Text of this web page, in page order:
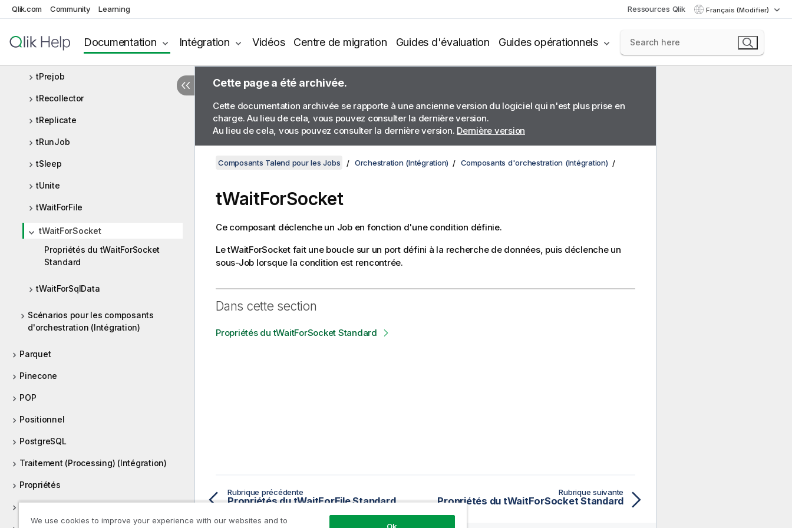
Qlik.com Community Learning Ressources Qlik Français (Modifier)
Documentation Intégration Vidéos Centre de migration Guides d'évaluation Guides opérationnels
tParallelize
tPrejob
tRecollector
tReplicate
tRunJob
tSleep
tUnite
tWaitForFile
tWaitForSocket
Propriétés du tWaitForSocket
Standard
tWaitForSqlData
Scénarios pour les composants
d'orchestration (Intégration)
Parquet
Pinecone
POP
Positionnel
PostgreSQL
Traitement (Processing) (Intégration)
Propriétés
Cette page a été archivée.
Cette documentation archivée se rapporte à une ancienne version du logiciel qui n'est plus prise en
charge. Au lieu de cela, vous pouvez consulter la dernière version.
Au lieu de cela, vous pouvez consulter la dernière version. Dernière version
Composants Talend pour les Jobs Orchestration (Intégration) Composants d'orchestration (Intégration)
tWaitForSocket
Ce composant déclenche un Job en fonction d'une condition définie.
LetWaitForSocketfait une boucle sur un port défini à la recherche de données, puis déclenche un
sous-Job lorsque la condition est rencontrée.
Dans cette section
Propriétés du tWaitForSocket Standard
Rubrique précédente
Propriétés du tWaitForFile Standard
Rubrique suivante
Propriétés du tWaitForSocket Standard
We use cookies to improve your experience with our websites and to